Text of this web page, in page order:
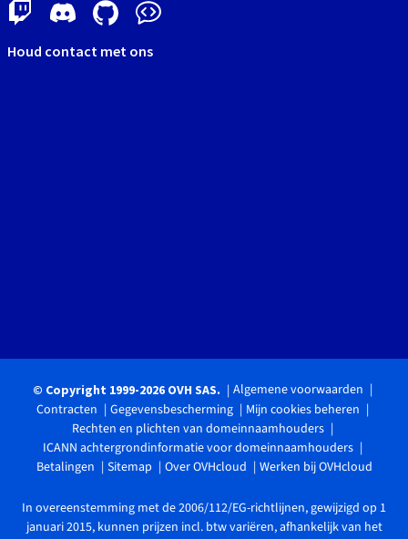
Houd contact met ons
© Copyright 1999-2026 OVH SAS.
Algemene voorwaarden
Contracten
Gegevensbescherming
Mijn cookies beheren
Rechten en plichten van domeinnaamhouders
ICANN achtergrondinformatie voor domeinnaamhouders
Betalingen
Sitemap Over OVHcloud Werken bij OVHcloud
In overeenstemming met de 2006/112/EG-richtlijnen, gewijzigd op 1
januari 2015, kunnen prijzen incl. btw variëren, afhankelijk van het